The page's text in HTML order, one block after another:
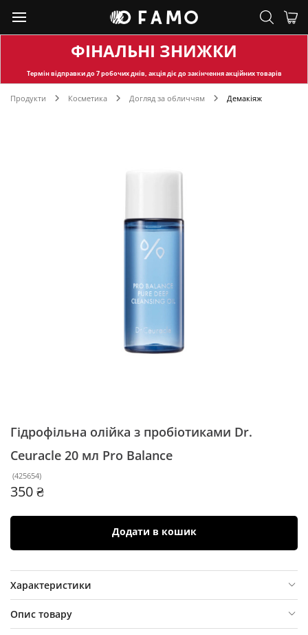
ФІНАЛЬНІ ЗНИЖКИ
Термін відправкидо 7 робочих днів, акція діє до закінчення акційних товарів
Продукти Косметика Догляд за обличчям Демакіяж
Гідрофільна олійка з пробіотиками Dr.
Ceuracle 20 мл Pro Balance
(425654)
350 ₴
Додати в кошик
Характеристики
Опис товару